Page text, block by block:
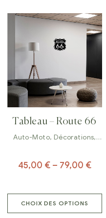
Tableau – Route 66
Auto-Moto, Décorations,
45,00 € – 79,00 €
CHOIX DES OPTIONS